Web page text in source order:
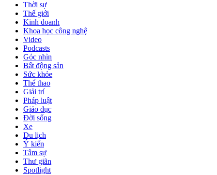
Thời sự
Thế giới
Kinh doanh
Khoa học công nghệ
Video
Podcasts
Góc nhìn
Bất động sản
Sức khỏe
Thể thao
Giải trí
Pháp luật
Giáo dục
Đời sống
Xe
Du lịch
Ý kiến
Tâm sự
Thư giãn
Spotlight